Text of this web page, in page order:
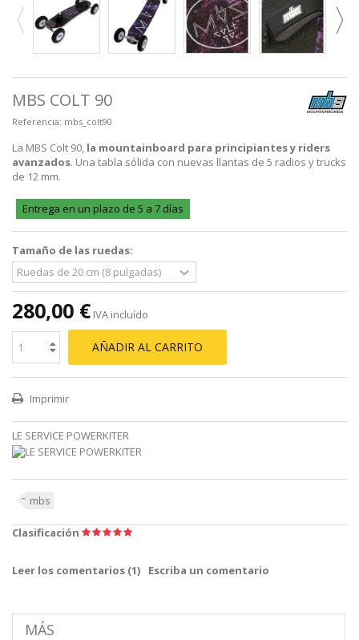
MBS COLT 90
Referencia: mbs_colt90
La MBS Colt 90, la mountainboard para principiantes y riders
avanzados. Una tabla sólida con nuevas llantas de 5 radios y trucks
de 12 mm.
Entrega en un plazo de 5 a 7 días
Tamaño de las ruedas:
280,00 € IVA incluído
AÑADIR AL CARRITO
Imprimir
LE SERVICE POWERKITER
mbs
Clasificación
Leer los comentarios (1) Escriba un comentario
MÁS